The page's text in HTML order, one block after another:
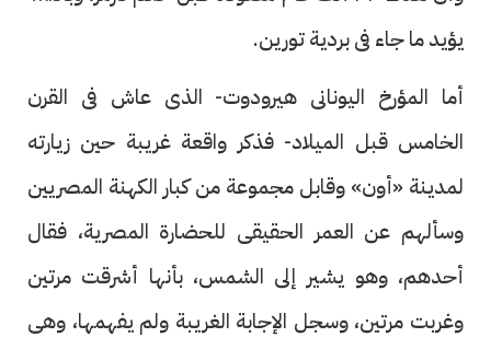
يؤيد ما جاء فى بردية تورين.
أما المؤرخ اليونانى هيرودوت- الذى عاش فى القرن
الخامس قبل الميلاد- فذكر واقعة غريبة حين زيارته
لمدينة «أون» وقابل مجموعة من كبار الكهنة المصريين
وسألهم عن العمر الحقيقى للحضارة المصرية، فقال
أحدهم، وهو يشير إلى الشمس، بأنها أشرقت مرتين
وغربت مرتين، وسجل الإجابة الغريبة ولم يفهمها، وهى